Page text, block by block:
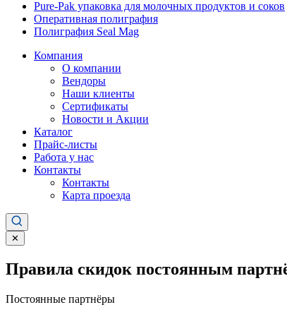
Pure-Pak упаковка для молочных продуктов и соков
Оперативная полиграфия
Полиграфия Seal Mag
Компания
О компании
Вендоры
Наши клиенты
Сертификаты
Новости и Акции
Каталог
Прайс-листы
Работа у нас
Контакты
Контакты
Карта проезда
✕
Правила скидок постоянным
Постоянные партнёры